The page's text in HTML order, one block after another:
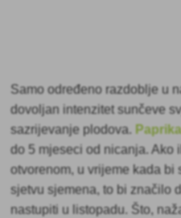
Samo određeno razdoblje u
dovoljan intenzitet sunčeve
sazrijevanje plodova. Paprika
do 5 mjeseci od nicanja. Ako
otvorenom, u vrijeme kada
sjetvu sjemena, to bi značilo
nastupiti u listopadu. Što,